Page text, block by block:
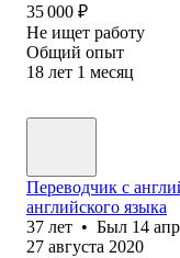
35 000 ₽
Не ищет работу
Общий опыт
18 лет 1 месяц
Переводчик с
английского языка
37 лет • Был 14
27 августа 2020